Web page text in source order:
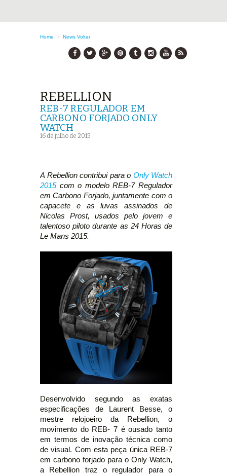
Home > News Voltar
REBELLION
REB-7 REGULADOR EM
CARBONO FORJADO ONLY
WATCH
16 de julho de 2015
A Rebellion contribui para o Only Watch
2015com o modelo REB-7 Regulador
em Carbono Forjado, juntamente com o
capacete e as luvas assinados de
Nicolas Prost, usados pelo jovem e
talentoso piloto durante as 24 Horas de
Le Mans 2015.
Desenvolvido segundo as exatas
especificações de Laurent Besse, o
mestre relojoeiro da Rebellion, o
movimento do REB- 7 é ousado tanto
em termos de inovação técnica como
de visual. Com esta peça única REB-7
em carbono forjado para o Only Watch,
a Rebellion traz o regulador para o